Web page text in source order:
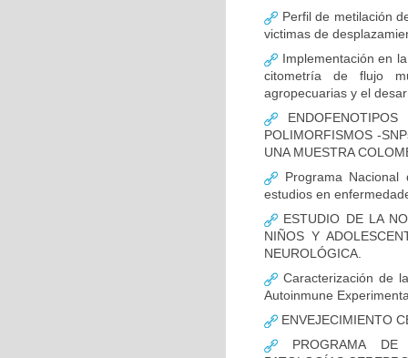
Perfil de metilación
victimas de
Implementación en
citometría de flujo
agropecuarias y el
POLIMORFISMOS -
UNA MUESTRA
Programa Nacional
estudios en
ESTUDIO DE LA
NIÑOS Y
NEUROLÓGICA.
Caracterización de
Autoinmune
ENVEJECIMIENTO
PROGRAMA DE